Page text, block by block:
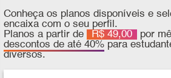
Conheça os planos disponíveis e
encaixa com o seu perfil.
Planos a partir de
R$ 49,00
por
descontos de até 40% para
diversos.